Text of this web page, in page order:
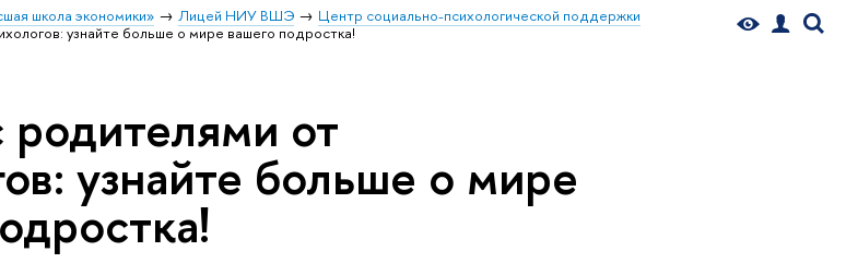
школа экономики» Лицей НИУ ВШЭ
Центр социально-психологической поддержки
узнайте больше о мире вашего подростка!
от
узнайте больше о мире